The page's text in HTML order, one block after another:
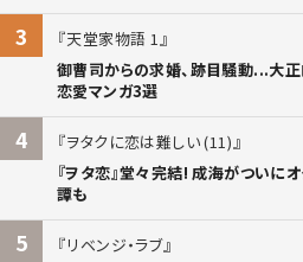
3
天堂家物語 1
御曹司からの求婚、跡目騒動...大
恋愛マンガ3選
4
ヲタクに恋は難しい (11)
『ヲタ恋』堂々完結! 成海がついに
譚も
5
リベンジ・ラブ